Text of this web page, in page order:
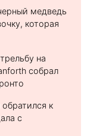
медведь
которая
на
собрал
к
с